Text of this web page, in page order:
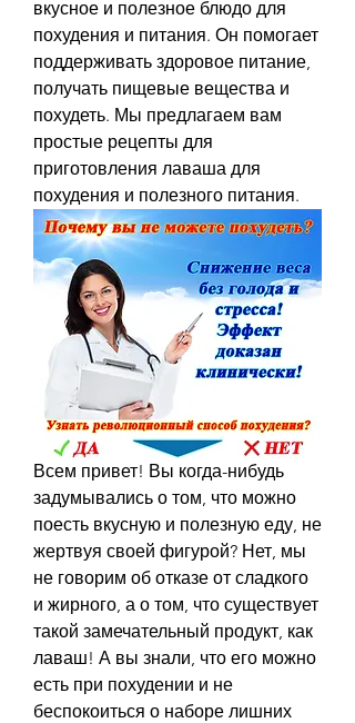
вкусное и полезное блюдо для
похудения и питания. Он помогает
поддерживать здоровое питание,
получать пищевые вещества и
похудеть. Мы предлагаем вам
простые рецепты для
приготовления лаваша для
похудения и полезного питания.
Всем привет! Вы когда-нибудь
задумывались о том, что можно
поесть вкусную и полезную еду, не
жертвуя своей фигурой? Нет, мы
не говорим об отказе от сладкого
и жирного, а о том, что существует
такой замечательный продукт, как
лаваш! А вы знали, что его можно
есть при похудении и не
беспокоиться о наборе лишних